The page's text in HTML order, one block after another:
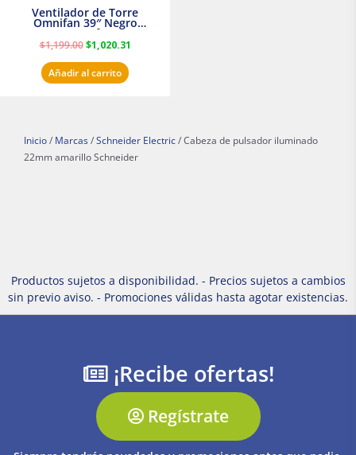
Ventilador de Torre
Omnifan 39″ Negro
Masterfan
$1,199.00 $1,020.31
Añadir al carrito
Inicio / Marcas / Schneider Electric / Cabeza de pulsador iluminado
22mm amarillo Schneider
Productos sujetos a disponibilidad. - Precios sujetos a cambios
sin previo aviso. - Promociones válidas hasta agotar existencias.
¡Recibe ofertas!
Regístrate